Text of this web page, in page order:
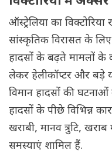
ऑस्ट्रेलिया का
सांस्कृतिक विरासत के लिए
हादसों के बढ़ते मामलों के
लेकर हेलीकॉप्टर और बड़े
विमान हादसों की घटनाओं
हादसों के पीछे विभिन्न
खराबी, मानव त्रुटि,
समस्याएं शामिल हैं.